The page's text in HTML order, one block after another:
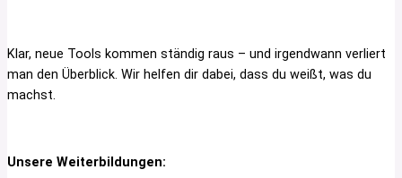
Klar, neue Tools kommen ständig raus – und irgendwann verliert
man den Überblick. Wir helfen dir dabei, dass du weißt, was du
machst.
Unsere Weiterbildungen: